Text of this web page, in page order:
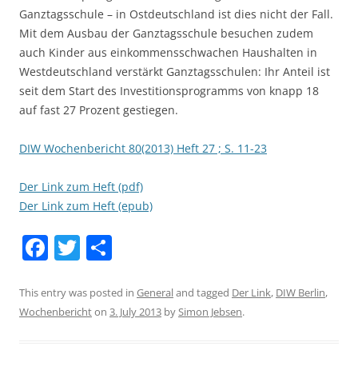
Ganztagsschule – in Ostdeutschland ist dies nicht der Fall.
Mit dem Ausbau der Ganztagsschule besuchen zudem
auch Kinder aus einkommensschwachen Haushalten in
Westdeutschland verstärkt Ganztagsschulen: Ihr Anteil ist
seit dem Start des Investitionsprogramms von knapp 18
auf fast 27 Prozent gestiegen.
DIW Wochenbericht 80(2013) Heft 27 ; S. 11-23
Der Link zum Heft (pdf)
Der Link zum Heft (epub)
F
c
e
T
itt
er
ar
e
This entry was posted in Generaland tagged Der Link, DIW Berlin,
Wochenberichton 3. July 2013 bySimon Jebsen.